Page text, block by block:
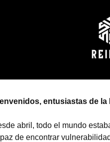
entusiastas de la
abril, todo el mundo
de encontrar